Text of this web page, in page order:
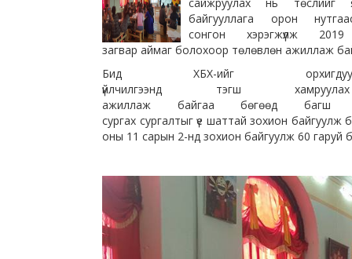
байгууллага орон
сонгон хэрэгжүүлж
загвар аймаг болохоор төлөвлөн ажиллаж
Бид ХБХ-ийг
үйлчилгээнд тэгш
ажиллаж байгаа бөгөөд
сургах сургалтыг үе шаттай зохион байгуулж
оны 11 сарын 2-нд зохион байгуулж 60 гаруй